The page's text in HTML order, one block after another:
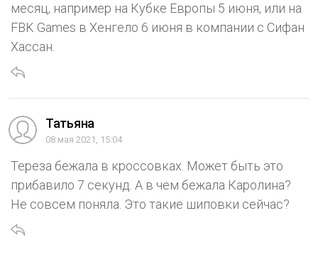
месяц, например на Кубке Европы 5 июня, или на
FBK Games в Хенгело 6 июня в компании с Сифан
Хассан.
Татьяна
08 мая 2021, 15:04
Тереза бежала в кроссовках. Может быть это
прибавило 7 секунд. А в чем бежала Каролина?
Не совсем поняла. Это такие шиповки сейчас?